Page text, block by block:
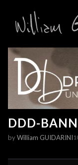
DDD-
byWilliam GUIDARINI